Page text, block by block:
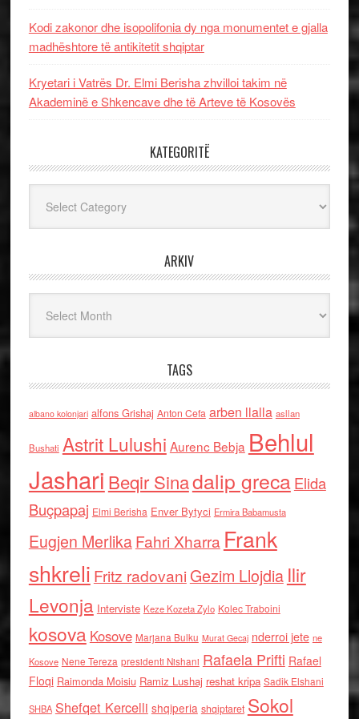
Kodi zakonor dhe isopolifonia dy nga monumentet e gjalla
madhështore të antikitetit shqiptar
Kryetari i Vatrës Dr. Elmi Berisha zhvilloi takim në
Akademinë e Shkencave dhe të Arteve të Kosovës
KATEGORITË
ARKIV
TAGS
albano kolonjari alfons Grishaj Anton Cefa arben llalla asllan
Bushati Astrit Lulushi Aurenc Bebja Behlul
Jashari Beqir Sinadalip grecaElida
Buçpapaj Elmi Berisha Enver Bytyci Ermira Babamusta
Eugjen MerlikaFahri Xharra Frank
shkreli Fritz radovaniGezim Llojdia Ilir
Levonja Interviste Keze Kozeta Zylo Kolec Traboini
kosova Kosove Marjana Bulku Murat Gecaj nderroi jete ne
Kosove Nene Tereza presidenti Nishani Rafaela Prifti Rafael
Floqi Raimonda Moisiu Ramiz Lushaj reshat kripa Sadik Elshani
SHBA Shefqet Kercelli shqiperia shqiptaret Sokol